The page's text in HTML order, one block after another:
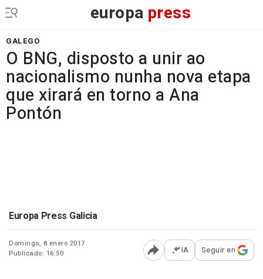
europa press
GALEGO
O BNG, disposto a unir ao
nacionalismo nunha nova etapa
que xirará en torno a Ana
Pontón
Europa Press Galicia
Domingo, 8 enero 2017
Publicado: 16:50
Abrir opciones para
IA Seguir en